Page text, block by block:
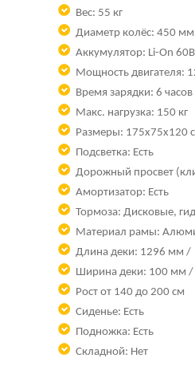
Вес: 55 кг
Диаметр колёс: 450 мм
Аккумулятор: Li-On
Мощность двигателя:
Время зарядки: 6 часов
Макс. нагрузка: 150 кг
Размеры: 175х75х120
Подсветка: Есть
Дорожный просвет
Амортизатор: Есть
Тормоза: Дисковые,
Материал рамы:
Длина деки: 1296 мм /
Ширина деки: 100 мм /
Рост от 140 до 200 см
Сиденье: Есть
Подножка: Есть
Складной: Нет